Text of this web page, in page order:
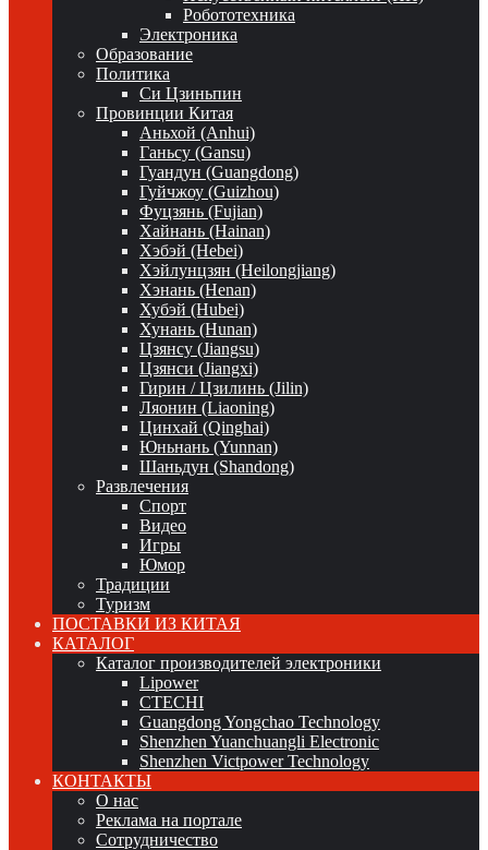
Робототехника
Электроника
Образование
Политика
Си Цзиньпин
Провинции Китая
Аньхой (Anhui)
Ганьсу (Gansu)
Гуандун (Guangdong)
Гуйчжоу (Guizhou)
Фуцзянь (Fujian)
Хайнань (Hainan)
Хэбэй (Hebei)
Хэйлунцзян (Heilongjiang)
Хэнань (Henan)
Хубэй (Hubei)
Хунань (Hunan)
Цзянсу (Jiangsu)
Цзянси (Jiangxi)
Гирин / Цзилинь (Jilin)
Ляонин (Liaoning)
Цинхай (Qinghai)
Юньнань (Yunnan)
Шаньдун (Shandong)
Развлечения
Спорт
Видео
Игры
Юмор
Традиции
Туризм
ПОСТАВКИ ИЗ КИТАЯ
КАТАЛОГ
Каталог производителей электроники
Lipower
CTECHI
Guangdong Yongchao Technology
Shenzhen Yuanchuangli Electronic
Shenzhen Victpower Technology
КОНТАКТЫ
О нас
Реклама на портале
Сотрудничество